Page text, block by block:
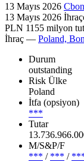
13 Mayıs 2026
13 Mayıs 2026
PLN 1155 milyon
İhraç — Poland,
Durum
outstanding
Risk Ülke
Poland
İtfa (opsiyon)
***
Tutar
М/S&P/F
*** / *** /